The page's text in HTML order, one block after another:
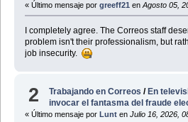
« Último mensaje por greeff21 enAgosto 05,
I completely agree. The Correos staff
problem isn't their professionalism, but
job insecurity.
2 Trabajando en Correos /En
invocar el fantasma del fraude
« Último mensaje por Lunt enJulio 16, 2026,